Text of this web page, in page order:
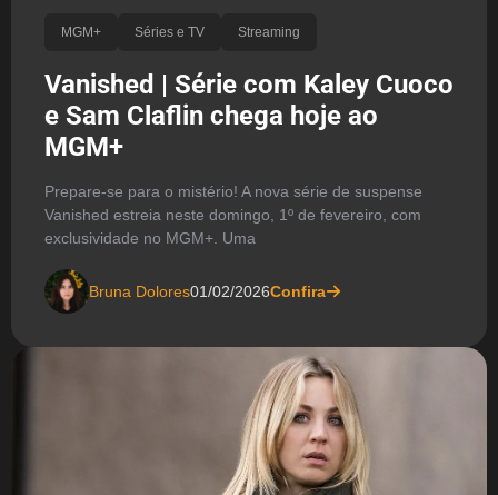
MGM+ Séries e TV Streaming
Vanished | Série com Kaley Cuoco
e Sam Claflin chega hoje ao
MGM+
Prepare-se para o mistério! A nova série de suspense
Vanished estreia neste domingo, 1º de fevereiro, com
exclusividade no MGM+. Uma
Bruna Dolores01/02/2026Confira